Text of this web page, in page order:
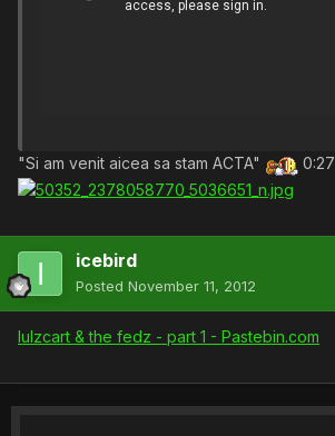
"Si am venit aicea sa stam ACTA" 0:27
icebird
Posted November 11, 2012
lulzcart & the fedz - part 1 - Pastebin.com